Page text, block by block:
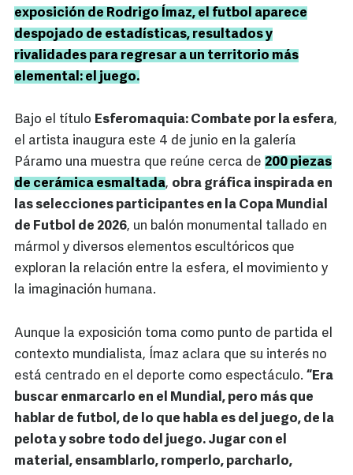
exposición de Rodrigo Ímaz, el futbol aparece
despojado de estadísticas, resultados y
rivalidades para regresar a un territorio más
elemental: el juego.
Bajo el título Esferomaquia: Combate por la esfera,
el artista inaugura este 4 de junio en la galería
Páramo una muestra que reúne cerca de 200 piezas
de cerámica esmaltada, obra gráfica inspirada en
las selecciones participantes en la Copa Mundial
de Futbol de 2026, un balón monumental tallado en
mármol y diversos elementos escultóricos que
exploran la relación entre la esfera, el movimiento y
la imaginación humana.
Aunque la exposición toma como punto de partida el
contexto mundialista, Ímaz aclara que su interés no
está centrado en el deporte como espectáculo. “Era
buscar enmarcarlo en el Mundial, pero más que
hablar de futbol, de lo que habla es del juego, de la
pelota y sobre todo del juego. Jugar con el
material, ensamblarlo, romperlo, parcharlo,